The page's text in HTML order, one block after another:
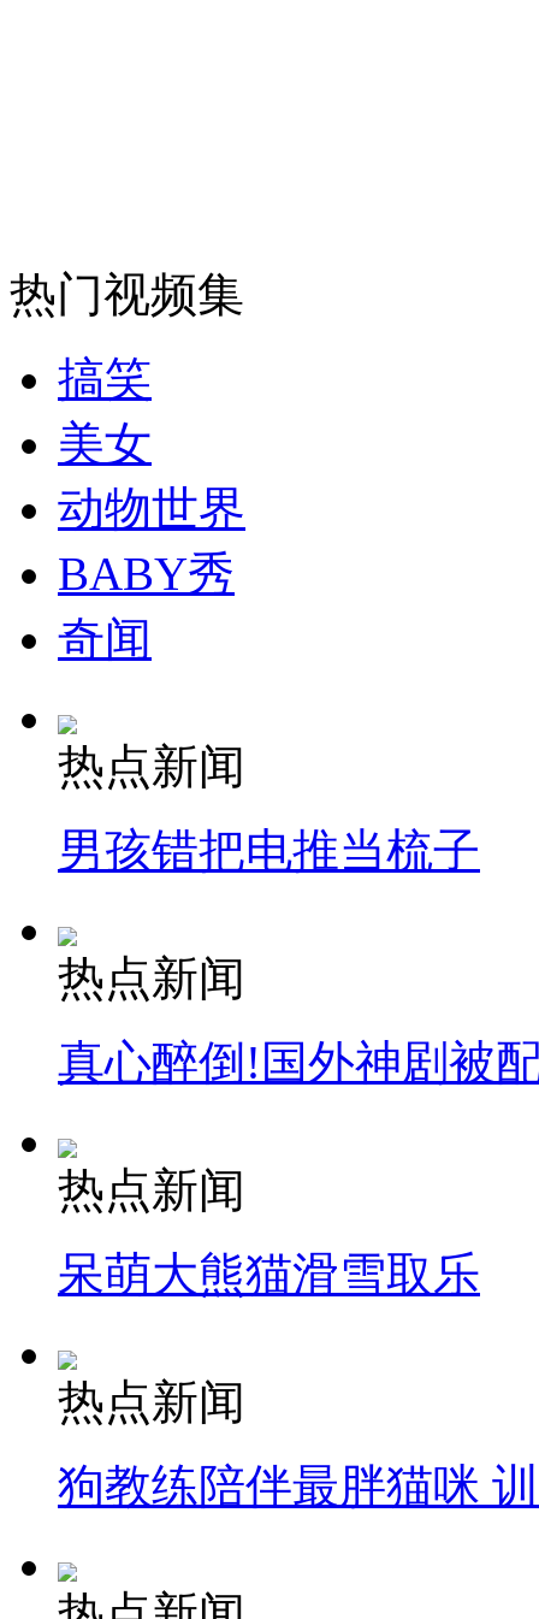
消防员救轻生者 花炮节热闹非凡
纽约上演“枕头大战”
司机酒驾遇交警 急速倒车逃窜
热门视频集
搞笑
美女
动物世界
BABY秀
奇闻
热点新闻
男孩错把电推当梳子
热点新闻
真心醉倒!国外神剧被
热点新闻
呆萌大熊猫滑雪取乐
热点新闻
狗教练陪伴最胖猫咪